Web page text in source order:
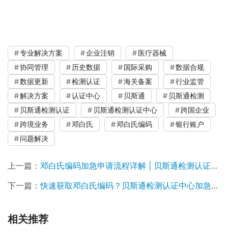
专业解决方案 企业注销
医疗器械
协同管理
历史数据 国际采购
数据合规
数据更新
检测认证 海关备案
行业监管
解决方案
认证中心 贝斯通
贝斯通检测
贝斯通检测认证
贝斯通检测认证中心
跨国企业
跨境业务
邓白氏 邓白氏编码
银行账户
问题解决
上一篇： 邓白氏编码加急申请流程详解 | 贝斯通检测认证中心专业服务
下一篇：快速获取邓白氏编码？贝斯通检测认证中心加急服务为您解忧
相关推荐